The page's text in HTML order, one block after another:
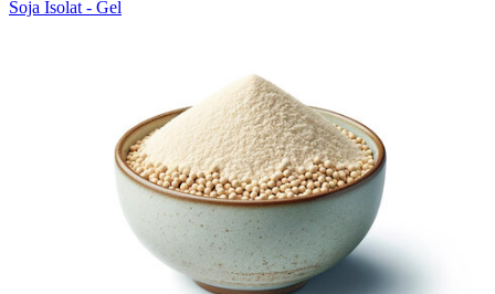
Soja Isolat - Gel